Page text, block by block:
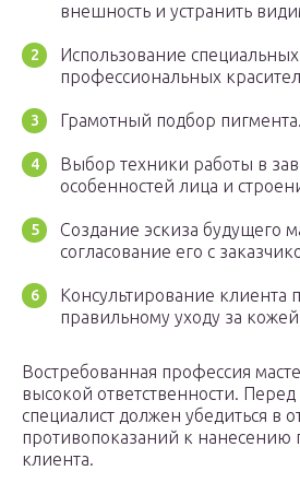
внешность и устранить
Использование
профессиональных
Грамотный подбор пигмента.
Выбор техники работы в
особенностей лица и
Создание эскиза будущего
согласование его с
Консультирование клиента
правильному уходу за
Востребованная профессия
высокой ответственности.
специалист должен убедиться в
противопоказаний к нанесению
клиента.